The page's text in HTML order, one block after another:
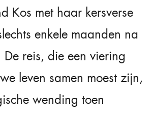
Kos met haar kersverse
enkele maanden na
reis, die een viering
leven samen moest zijn,
wending toen